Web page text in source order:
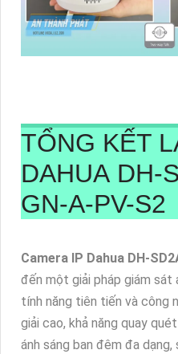
TỔNG KẾT
DAHUA DH-
GN-A-PV-S2
Camera IP Dahua DH-
đến một giải pháp giám sát
tính năng tiên tiến và công
giải cao, khả năng quay
ánh sáng ban đêm đa